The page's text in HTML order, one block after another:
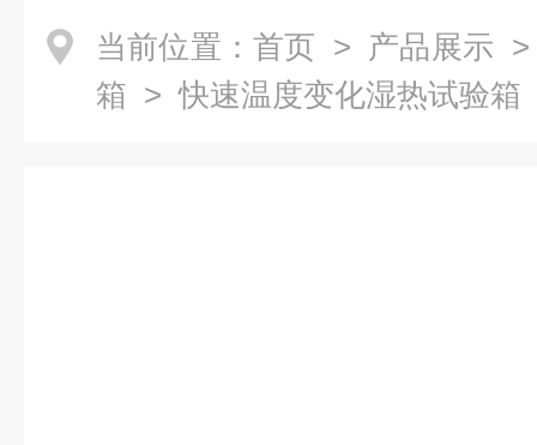
当前位置： 首页 > 产品展示
箱 > 快速温度变化湿热试验箱